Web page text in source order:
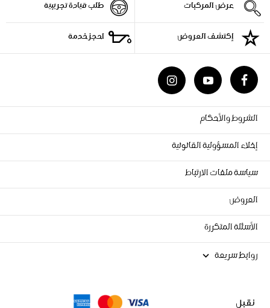
عرض المركبات طلب قيادة تجريبية
إكتشف العروض احجز خدمة
الشروط والأحكام
إخلاء المسؤولية القانونية
سياسة ملفات الارتباط
العروض
الأسئلة المتكررة
روابط سريعة
نقبل